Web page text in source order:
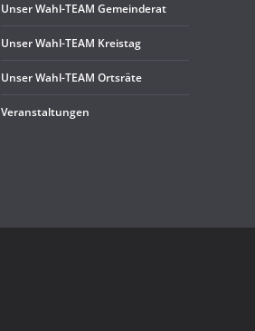
Unser Wahl-TEAM Gemeinderat
Unser Wahl-TEAM Kreistag
Unser Wahl-TEAM Ortsräte
Ver­an­stal­tun­gen